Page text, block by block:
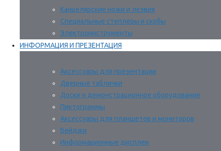
Канцелярские ножи и лезвия
Специальные степлеры и скобы
Электроинструменты
ИНФОРМАЦИЯ И ПРЕЗЕНТАЦИЯ
Аксессуары для презентации
Дверные таблички
Доски и демонстрационное оборудование
Пиктограммы
Аксессуары для планшетов и мониторов
Бейджи
Информационные дисплеи